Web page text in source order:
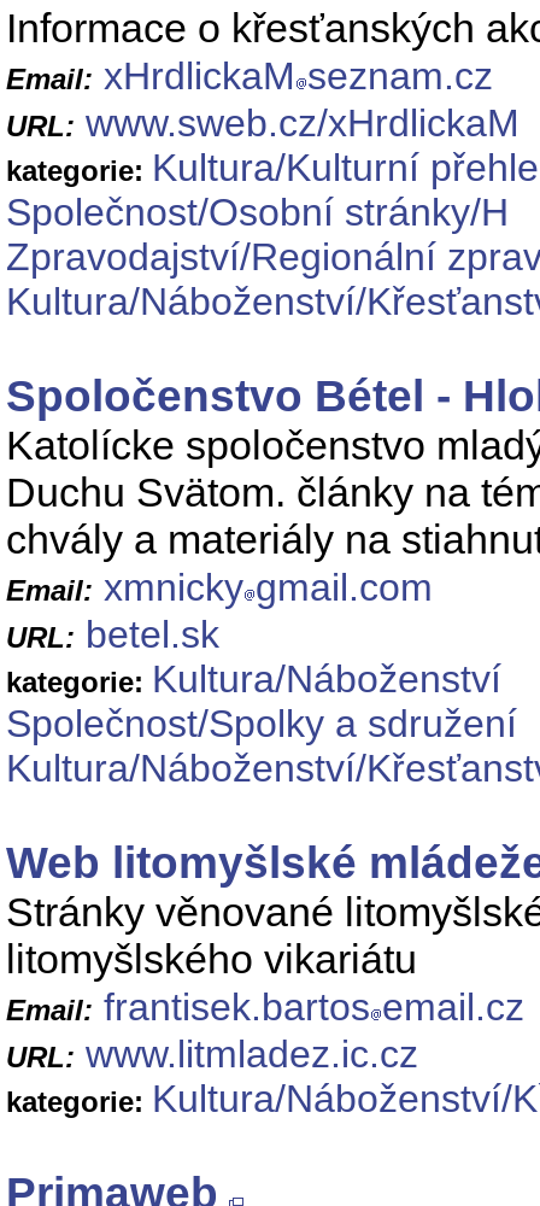
Informace o křesťanských
Email: xHrdlickaM seznam.cz
URL: www.sweb.cz/xHrdlickaM
kategorie: Kultura/Kulturní
Společnost/Osobní stránky/H
Zpravodajství/Regionální
Kultura/Náboženství/
Spoločenstvo Bétel -
Katolícke spoločenstvo
Duchu Svätom. články na
chvály a materiály na
Email: xmnicky gmail.com
URL: betel.sk
kategorie: Kultura/Náboženství
Společnost/Spolky a sdružení
Kultura/Náboženství/
Web litomyšlské
Stránky věnované
litomyšlského vikariátu
Email: frantisek.bartos email.cz
URL: www.litmladez.ic.cz
kategorie: Kultura/Náboženství/
Primaweb